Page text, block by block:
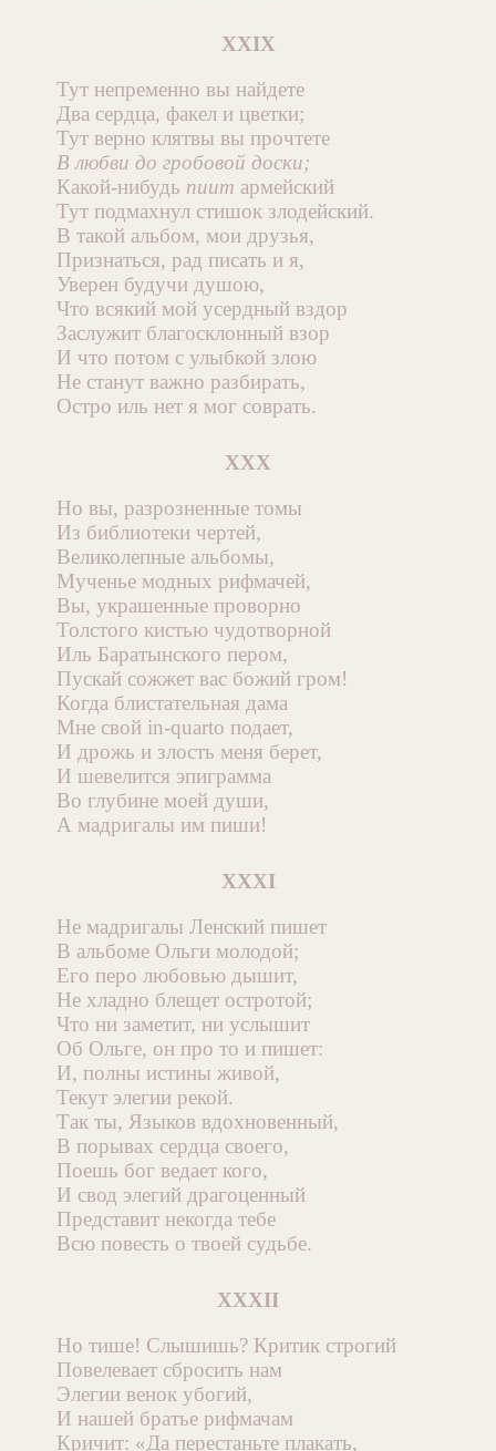
XXIX
Тут непременно вы найдете
Два сердца, факел и цветки;
Тут верно клятвы вы прочтете
В любви до гробовой доски;
Какой-нибудь пиит армейский
Тут подмахнул стишок злодейский.
В такой альбом, мои друзья,
Признаться, рад писать и я,
Уверен будучи душою,
Что всякий мой усердный вздор
Заслужит благосклонный взор
И что потом с улыбкой злою
Не станут важно разбирать,
Остро иль нет я мог соврать.
XXX
Но вы, разрозненные томы
Из библиотеки чертей,
Великолепные альбомы,
Мученье модных рифмачей,
Вы, украшенные проворно
Толстого кистью чудотворной
Иль Баратынского пером,
Пускай сожжет вас божий гром!
Когда блистательная дама
Мне свой in-quarto подает,
И дрожь и злость меня берет,
И шевелится эпиграмма
Во глубине моей души,
А мадригалы им пиши!
XXXI
Не мадригалы Ленский пишет
В альбоме Ольги молодой;
Его перо любовью дышит,
Не хладно блещет остротой;
Что ни заметит, ни услышит
Об Ольге, он про то и пишет:
И, полны истины живой,
Текут элегии рекой.
Так ты, Языков вдохновенный,
В порывах сердца своего,
Поешь бог ведает кого,
И свод элегий драгоценный
Представит некогда тебе
Всю повесть о твоей судьбе.
XXXII
Но тише! Слышишь? Критик строгий
Повелевает сбросить нам
Элегии венок убогий,
И нашей братье рифмачам
Кричит: «Да перестаньте плакать,